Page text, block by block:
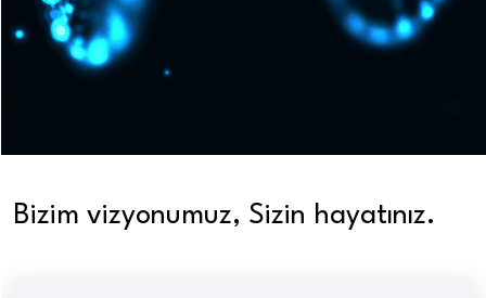
Bizim vizyonumuz, Sizin hayatınız.